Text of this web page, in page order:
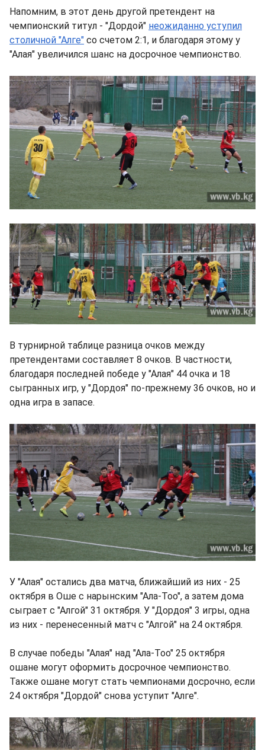
Напомним, в этот день другой претендент на
чемпионский титул - "Дордой" неожиданно уступил
столичной "Алге" со счетом 2:1, и благодаря этому у
"Алая" увеличился шанс на досрочное чемпионство.
В турнирной таблице разница очков между
претендентами составляет 8 очков. В частности,
благодаря последней победе у "Алая" 44 очка и 18
сыгранных игр, у "Дордоя" по-прежнему 36 очков, но и
одна игра в запасе.
У "Алая" остались два матча, ближайший из них - 25
октября в Оше с нарынским "Ала-Тоо", а затем дома
сыграет с "Алгой" 31 октября. У "Дордоя" 3 игры, одна
из них - перенесенный матч с "Алгой" на 24 октября.
В случае победы "Алая" над "Ала-Тоо" 25 октября
ошане могут оформить досрочное чемпионство.
Также ошане могут стать чемпионами досрочно, если
24 октября "Дордой" снова уступит "Алге".